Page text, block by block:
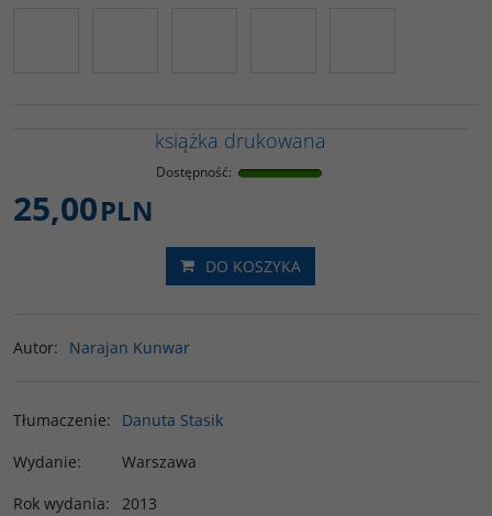
książka drukowana
Dostępność:
25,00PLN
DO KOSZYKA
Autor: Narajan Kunwar
Tłumaczenie:
Danuta Stasik
Wydanie:
Warszawa
Rok wydania:
2013